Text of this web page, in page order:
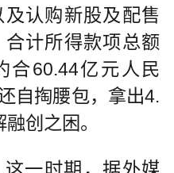
认购新股及配售
计所得款项总额
合60.44亿元人民
自掏腰包，拿出4.
创之困。